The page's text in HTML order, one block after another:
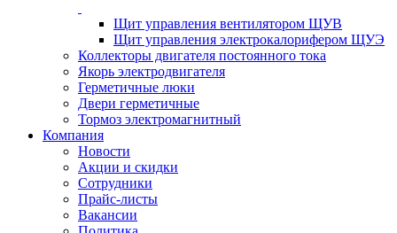
Щит управления вентилятором ЩУВ
Щит управления электрокалорифером ЩУЭ
Коллекторы двигателя постоянного тока
Якорь электродвигателя
Герметичные люки
Двери герметичные
Тормоз электромагнитный
Компания
Новости
Акции и скидки
Сотрудники
Прайс-листы
Вакансии